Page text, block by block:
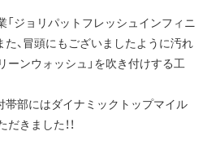
「ジョリパットフレッシュインフィニ
た、冒頭にもございましたように汚れ
ーンウォッシュ」を吹き付けする工
帯部にはダイナミックトップマイル
きました！！